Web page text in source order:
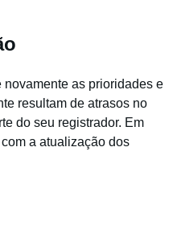
as prioridades e
resultam de atrasos no
do seu registrador. Em
a atualização dos